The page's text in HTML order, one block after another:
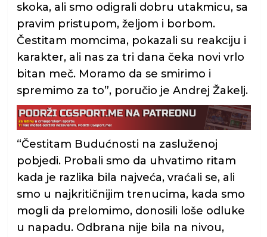
skoka, ali smo odigrali dobru utakmicu, sa
pravim pristupom, željom i borbom.
Čestitam momcima, pokazali su reakciju i
karakter, ali nas za tri dana čeka novi vrlo
bitan meč. Moramo da se smirimo i
spremimo za to”, poručio je Andrej Žakelj.
“Čestitam Budućnosti na zasluženoj
pobjedi. Probali smo da uhvatimo ritam
kada je razlika bila najveća, vraćali se, ali
smo u najkritičnijim trenucima, kada smo
mogli da prelomimo, donosili loše odluke
u napadu. Odbrana nije bila na nivou,